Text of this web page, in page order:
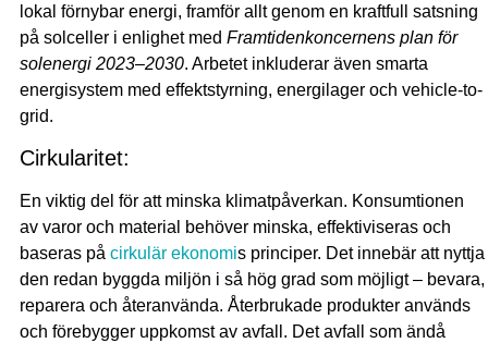
lokal förnybar energi, framför allt genom en kraftfull satsning
på solceller i enlighet med Framtidenkoncernens plan för
solenergi 2023–2030. Arbetet inkluderar även smarta
energisystem med effektstyrning, energilager och vehicle-to-
grid.
Cirkularitet:
En viktig del för att minska klimatpåverkan. Konsumtionen
av varor och material behöver minska, effektiviseras och
baseras på cirkulär ekonomis principer. Det innebär att nyttja
den redan byggda miljön i så hög grad som möjligt – bevara,
reparera och återanvända. Återbrukade produkter används
och förebygger uppkomst av avfall. Det avfall som ändå